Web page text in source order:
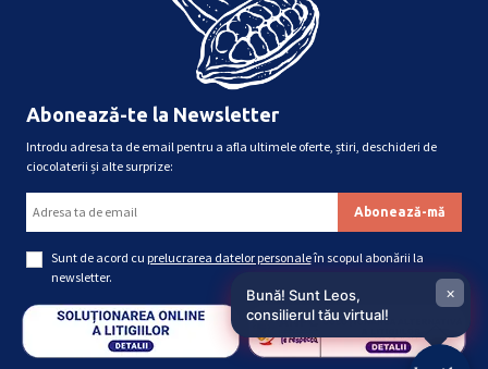
Abonează-te la Newsletter
Introdu adresa ta de email pentru a afla ultimele oferte, știri, deschideri de
ciocolaterii și alte surprize:
Sunt de acord cu prelucrarea datelor personaleîn scopul abonării la
newsletter.
Bună! Sunt Leos,
consilierul tău virtual!
×